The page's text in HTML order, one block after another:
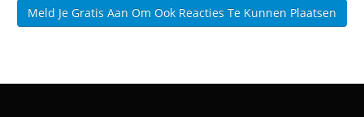
Meld Je Gratis Aan Om Ook Reacties Te Kunnen Plaatsen